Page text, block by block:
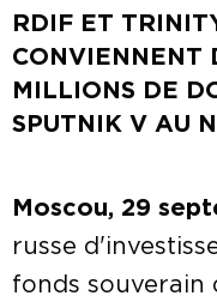
RDIF ET
CONVIENNENT
MILLIONS DE
SPUTNIK V AU
Moscou, 29
russe
fonds souverain